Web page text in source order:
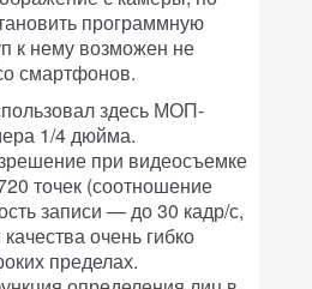
программную
к нему возможен не
смартфонов.
здесь МОП-
1/4 дюйма.
при видеосъемке
точек (соотношение
записи — до 30 кадр/с,
очень гибко
пределах.